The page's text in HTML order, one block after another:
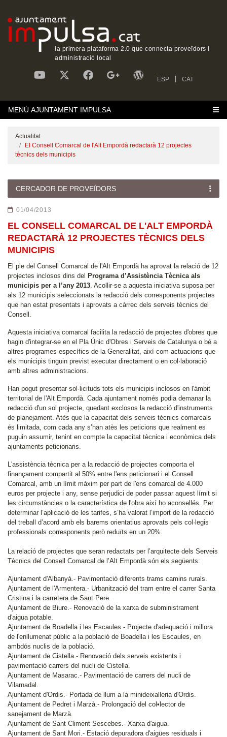
la primera plataforma 2.0 que connecta proveïdors i
administració local
ESP CAT
MENÚ AJUNTAMENT IMPULSA
Actualitat
El Consell Comarcal de l'Alt Empordà redactarà 12 projectes
tècnics dels municipis
CERCADOR DE PROVEÏDORS
01/04/2013
EL CONSELL COMARCAL DE L'ALT EMPORDÀ
REDACTARÀ 12 PROJECTES TÈCNICS DELS
MUNICIPIS
El ple del Consell Comarcal de l'Alt Empordà ha aprovat la relació de 12
projectes inclosos dins del Programa d’Assistència Tècnica als
municipis per a l’any 2013. Acollir-se a aquesta iniciativa suposa per
als 12 municipis seleccionats la redacció dels corresponents projectes
que han estat presentats i aprovats a càrrec dels serveis tècnics del
Consell.
Aquesta iniciativa comarcal facilita la redacció de projectes d'obres que
hagin d'integrar-se en el Pla Únic d'Obres i Serveis de Catalunya o bé a
altres programes específics de la Generalitat, així com actuacions que
els municipis tinguin previst executar directament o en col·laboració
amb altres administracions.
Han pogut presentar sol·licituds tots els municipis inclosos en l'àmbit
territorial de l'Alt Empordà. Cada ajuntament només podia demanar la
redacció d'un sol projecte, quedant exclosos la redacció d'instruments
de planejament. Atès que la capacitat dels serveis tècnics comarcals
és limitada, com cada any s’han atès les peticions que realment es
puguin assumir, tenint en compte la capacitat tècnica i econòmica dels
ajuntaments peticionaris.
L'assistència tècnica per a la redacció de projectes comporta el
finançament compartit al 50% entre l'ens peticionari i el Consell
Comarcal, amb un límit màxim per part de l'ens comarcal de 4.000
euros per projecte i any, sense perjudici de poder passar aquest límit si
les circumstàncies o la característica de l'obra així ho aconsellés. Per
determinar l’aplicació de les tarifes, s’ha valorat l’import de la redacció
del treball d’acord amb els barems orientatius aprovats pels col·legis
professionals corresponents però reduïts en un 20%.
La relació de projectes que seran redactats per l’arquitecte dels Serveis
Tècnics del Consell Comarcal de l’Alt Empordà són els següents:
Ajuntament d'Albanyà.- Pavimentació diferents trams camins rurals.
Ajuntament de l'Armentera.- Urbanització del tram entre el carrer Santa
Cristina i la carretera de Sant Pere.
Ajuntament de Biure.- Renovació de la xarxa de subministrament
d'aigua potable.
Ajuntament de Boadella i les Escaules.- Projecte d'adequació i millora
de l'enllumenat públic a la població de Boadella i les Escaules, en
ambdós nuclis de la població.
Ajuntament de Cistella.- Renovació dels serveis existents i
pavimentació carrers del nucli de Cistella.
Ajuntament de Masarac.- Pavimentació de carrers del nucli de
Vilarnadal.
Ajuntament d'Ordis.- Portada de llum a la minideixalleria d'Ordis.
Ajuntament de Pedret i Marzà.- Prolongació del col•lector de
sanejament de Marzà.
Ajuntament de Sant Climent Sescebes.- Xarxa d'aigua.
Ajuntament de Sant Mori.- Estació depuradora d'aigües residuals i